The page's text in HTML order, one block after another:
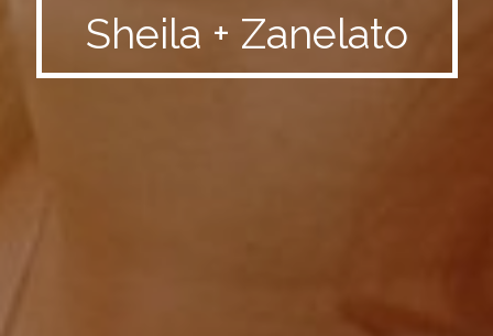
Sheila + Zanelato